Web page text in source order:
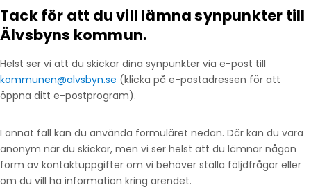
Tack för att du vill lämna synpunkter till
Älvsbyns kommun.
Helst ser vi att du skickar dina synpunkter via e-post till
kommunen@alvsbyn.se (klicka på e-postadressen för att
öppna ditt e-postprogram).
I annat fall kan du använda formuläret nedan. Där kan du vara
anonym när du skickar, men vi ser helst att du lämnar någon
form av kontaktuppgifter om vi behöver ställa följdfrågor eller
om du vill ha information kring ärendet.